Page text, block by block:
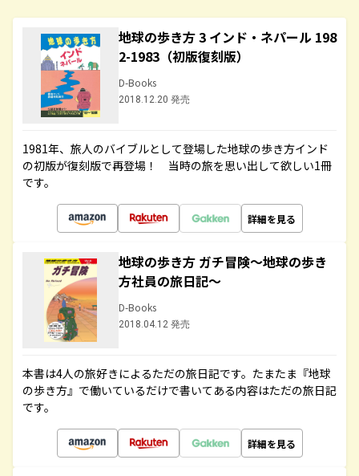
地球の歩き方 3 インド・ネパール 198
2-1983（初版復刻版）
D-Books
2018.12.20 発売
1981年、旅人のバイブルとして登場した地球の歩き方インド
の初版が復刻版で再登場！ 当時の旅を思い出して欲しい1冊
です。
詳細を見る
地球の歩き方 ガチ冒険～地球の歩き
方社員の旅日記～
D-Books
2018.04.12 発売
本書は4人の旅好きによるただの旅日記です。たまたま『地球
の歩き方』で働いているだけで書いてある内容はただの旅日記
です。
詳細を見る